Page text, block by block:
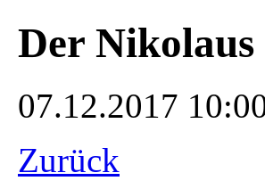
Der Nikolaus
07.12.2017
Zurück